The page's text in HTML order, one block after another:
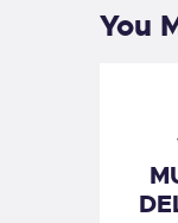
You